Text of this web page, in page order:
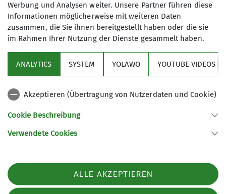
Gasthof Gehrlein “Zur schönen
Aussicht", Höslwang
Kirchpl. 9
83129 Höslwang
83233 Bernau
Telefon +498051970972
Werbung und Analysen weiter. Unsere Partner führen diese
Informationen möglicherweise mit weiteren Daten
zusammen, die Sie ihnen bereitgestellt haben oder die sie
im Rahmen Ihrer Nutzung der Dienste gesammelt haben.
ANALYTICS SYSTEM YOLAWO YOUTUBE VIDEOS
Akzeptieren (Übertragung von Nutzerdaten und Cookie)
Cookie Beschreibung
Verwendete Cookies
ALLE AKZEPTIEREN